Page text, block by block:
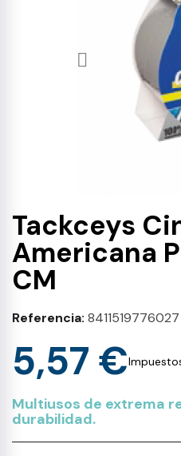
Tackceys
Americana
CM
Referencia 8411519776027
5,57 €
Multiusos de extrema
durabilidad.